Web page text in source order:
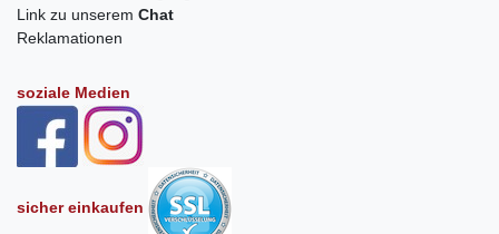
Link zu unserem Chat
Reklamationen
soziale Medien
sicher einkaufen